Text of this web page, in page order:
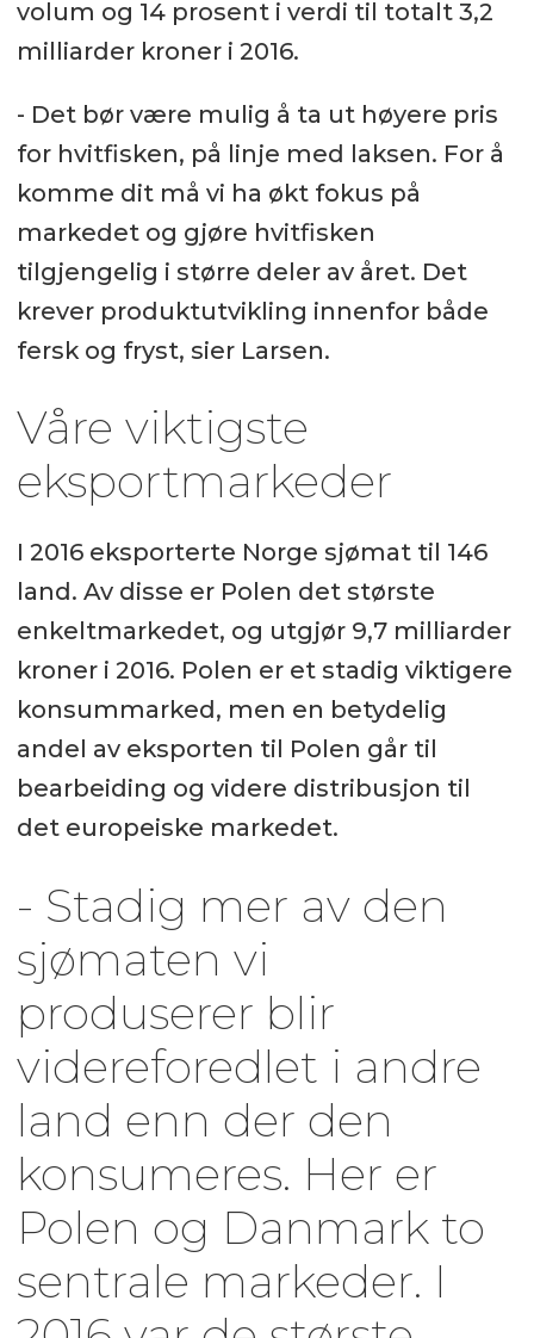
volum og 14 prosent i verdi til totalt 3,2
milliarder kroner i 2016.
- Det bør være mulig å ta ut høyere pris
for hvitfisken, på linje med laksen. For å
komme dit må vi ha økt fokus på
markedet og gjøre hvitfisken
tilgjengelig i større deler av året. Det
krever produktutvikling innenfor både
fersk og fryst, sier Larsen.
Våre viktigste
eksportmarkeder
I 2016 eksporterte Norge sjømat til 146
land. Av disse er Polen det største
enkeltmarkedet, og utgjør 9,7 milliarder
kroner i 2016. Polen er et stadig viktigere
konsummarked, men en betydelig
andel av eksporten til Polen går til
bearbeiding og videre distribusjon til
det europeiske markedet.
- Stadig mer av den
sjømaten vi
produserer blir
videreforedlet i andre
land enn der den
konsumeres. Her er
Polen og Danmark to
sentrale markeder. I